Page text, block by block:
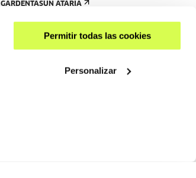
Permitir todas las cookies
Personalizar
GARDENTASUN ATARIA